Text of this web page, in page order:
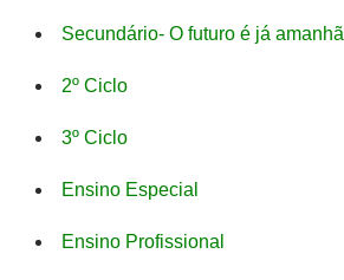
Secundário- O futuro é já amanhã
2º Ciclo
3º Ciclo
Ensino Especial
Ensino Profissional